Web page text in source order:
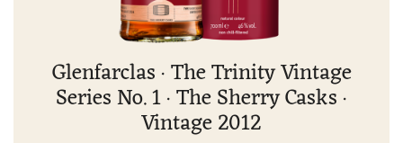
Glenfarclas · The Trinity Vintage
Series No. 1 · The Sherry Casks ·
Vintage 2012